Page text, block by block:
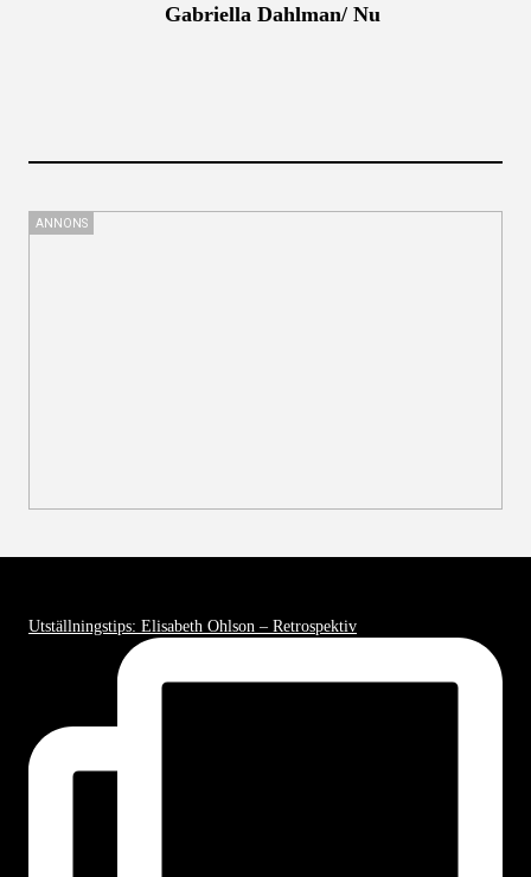
Gabriella Dahlman/ Nu
ANNONS
Utställningstips: Elisabeth Ohlson – Retrospektiv